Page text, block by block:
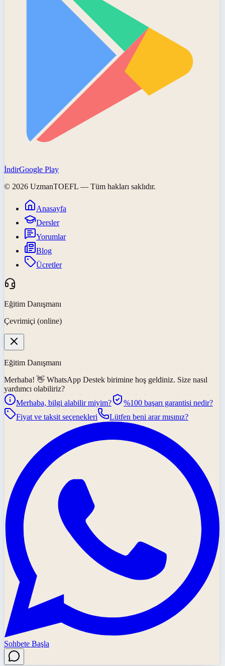
İndirGoogle Play
© 2026 UzmanTOEFL — Tüm hakları saklıdır.
Anasayfa
Dersler
Yorumlar
Blog
Ücretler
Eğitim Danışmanı
Çevrimiçi (online)
Eğitim Danışmanı
Merhaba! 👋 WhatsApp Destek birimine hoş geldiniz. Size nasıl
yardımcı olabiliriz?
Merhaba, bilgi alabilir miyim?
%100 başarı garantisi nedir?
Fiyat ve taksit seçenekleri
Lütfen beni arar mısınız?
Sohbete Başla